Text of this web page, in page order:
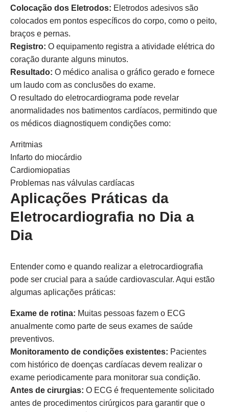
Colocação dos Eletrodos: Eletrodos adesivos são
colocados em pontos específicos do corpo, como o peito,
braços e pernas.
Registro: O equipamento registra a atividade elétrica do
coração durante alguns minutos.
Resultado: O médico analisa o gráfico gerado e fornece
um laudo com as conclusões do exame.
O resultado do eletrocardiograma pode revelar
anormalidades nos batimentos cardíacos, permitindo que
os médicos diagnostiquem condições como:
Arritmias
Infarto do miocárdio
Cardiomiopatias
Problemas nas válvulas cardíacas
Aplicações Práticas da
Eletrocardiografia no Dia a
Dia
Entender como e quando realizar a eletrocardiografia
pode ser crucial para a saúde cardiovascular. Aqui estão
algumas aplicações práticas:
Exame de rotina: Muitas pessoas fazem o ECG
anualmente como parte de seus exames de saúde
preventivos.
Monitoramento de condições existentes: Pacientes
com histórico de doenças cardíacas devem realizar o
exame periodicamente para monitorar sua condição.
Antes de cirurgias: O ECG é frequentemente solicitado
antes de procedimentos cirúrgicos para garantir que o